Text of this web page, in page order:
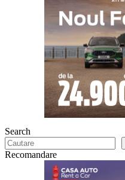
Search
Recomandare